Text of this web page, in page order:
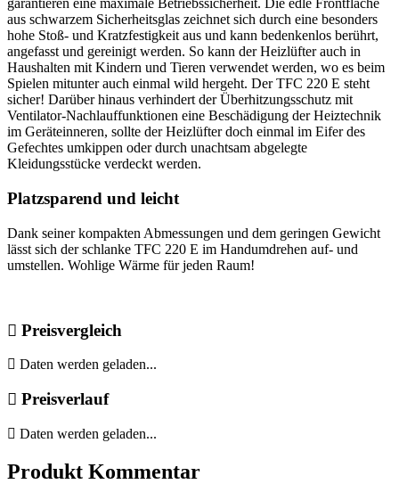
garantieren eine maximale Betriebssicherheit. Die edle Frontfläche
aus schwarzem Sicherheitsglas zeichnet sich durch eine besonders
hohe Stoß- und Kratzfestigkeit aus und kann bedenkenlos berührt,
angefasst und gereinigt werden. So kann der Heizlüfter auch in
Haushalten mit Kindern und Tieren verwendet werden, wo es beim
Spielen mitunter auch einmal wild hergeht. Der TFC 220 E steht
sicher! Darüber hinaus verhindert der Überhitzungsschutz mit
Ventilator-Nachlauffunktionen eine Beschädigung der Heiztechnik
im Geräteinneren, sollte der Heizlüfter doch einmal im Eifer des
Gefechtes umkippen oder durch unachtsam abgelegte
Kleidungsstücke verdeckt werden.
Platzsparend und leicht
Dank seiner kompakten Abmessungen und dem geringen Gewicht
lässt sich der schlanke TFC 220 E im Handumdrehen auf- und
umstellen. Wohlige Wärme für jeden Raum!
Preisvergleich
Daten werden geladen...
Preisverlauf
Daten werden geladen...
Produkt Kommentar